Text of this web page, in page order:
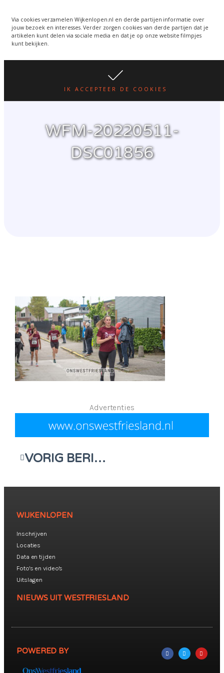
Via cookies verzamelen Wijkenlopen.nl en derde partijen informatie over
jouw bezoek en interesses. Verder zorgen cookies van derde partijen dat je
artikelen kunt delen via sociale media en dat je op onze website filmpjes
kunt bekijken.
IK ACCEPTEER DE COOKIES
wordt een week verplaatst
i.v.m. warmte. lees hier
WIJKENLOPEN.NL
WFM-20220511-
DSC01856
Advertenties
VORIG BERICHT
WIJKENLOPEN
Inschrijven
Locaties
Data en tijden
Foto's en video's
Uitslagen
NIEUWS UIT WESTFRIESLAND
POWERED BY